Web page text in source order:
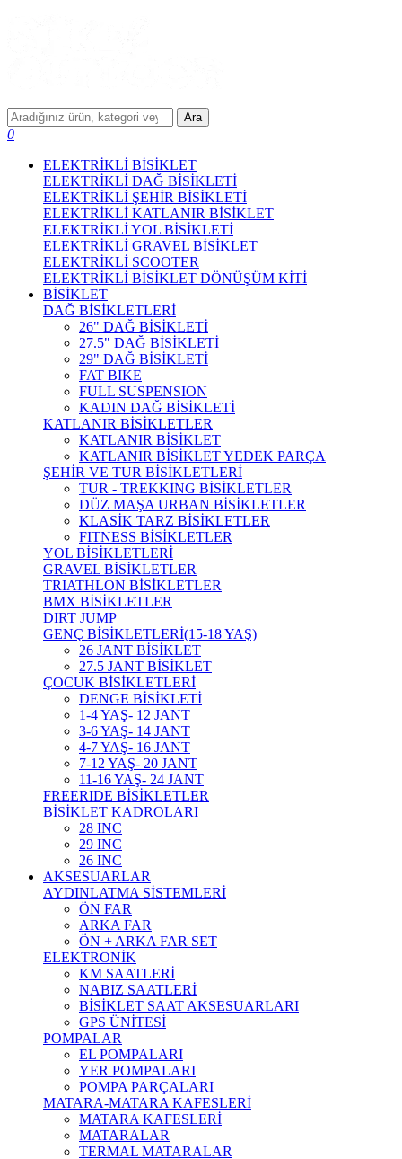
Ara
0
ELEKTRİKLİ BİSİKLET
ELEKTRİKLİ DAĞ BİSİKLETİ
ELEKTRİKLİ ŞEHİR BİSİKLETİ
ELEKTRİKLİ KATLANIR BİSİKLET
ELEKTRİKLİ YOL BİSİKLETİ
ELEKTRİKLİ GRAVEL BİSİKLET
ELEKTRİKLİ SCOOTER
ELEKTRİKLİ BİSİKLET DÖNÜŞÜM KİTİ
BİSİKLET
DAĞ BİSİKLETLERİ
26" DAĞ BİSİKLETİ
27.5" DAĞ BİSİKLETİ
29" DAĞ BİSİKLETİ
FAT BIKE
FULL SUSPENSION
KADIN DAĞ BİSİKLETİ
KATLANIR BİSİKLETLER
KATLANIR BİSİKLET
KATLANIR BİSİKLET YEDEK PARÇA
ŞEHİR VE TUR BİSİKLETLERİ
TUR - TREKKING BİSİKLETLER
DÜZ MAŞA URBAN BİSİKLETLER
KLASİK TARZ BİSİKLETLER
FITNESS BİSİKLETLER
YOL BİSİKLETLERİ
GRAVEL BİSİKLETLER
TRIATHLON BİSİKLETLER
BMX BİSİKLETLER
DIRT JUMP
GENÇ BİSİKLETLERİ(15-18 YAŞ)
26 JANT BİSİKLET
27.5 JANT BİSİKLET
ÇOCUK BİSİKLETLERİ
DENGE BİSİKLETİ
1-4 YAŞ- 12 JANT
3-6 YAŞ- 14 JANT
4-7 YAŞ- 16 JANT
7-12 YAŞ- 20 JANT
11-16 YAŞ- 24 JANT
FREERIDE BİSİKLETLER
BİSİKLET KADROLARI
28 INC
29 INC
26 INC
AKSESUARLAR
AYDINLATMA SİSTEMLERİ
ÖN FAR
ARKA FAR
ÖN + ARKA FAR SET
ELEKTRONİK
KM SAATLERİ
NABIZ SAATLERİ
BİSİKLET SAAT AKSESUARLARI
GPS ÜNİTESİ
POMPALAR
EL POMPALARI
YER POMPALARI
POMPA PARÇALARI
MATARA-MATARA KAFESLERİ
MATARA KAFESLERİ
MATARALAR
TERMAL MATARALAR